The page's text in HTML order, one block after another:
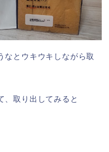
なとウキウキしながら取
、取り出してみると